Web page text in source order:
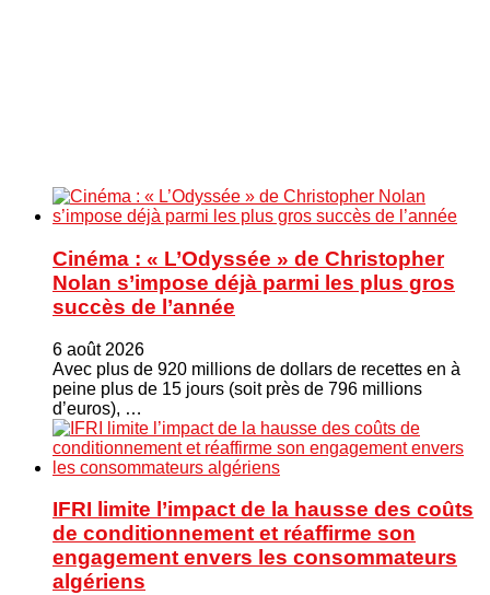
Cinéma : « L’Odyssée » de Christopher
Nolan s’impose déjà parmi les plus gros
succès de l’année
6 août 2026
Avec plus de 920 millions de dollars de recettes en à
peine plus de 15 jours (soit près de 796 millions
d’euros), …
IFRI limite l’impact de la hausse des coûts
de conditionnement et réaffirme son
engagement envers les consommateurs
algériens